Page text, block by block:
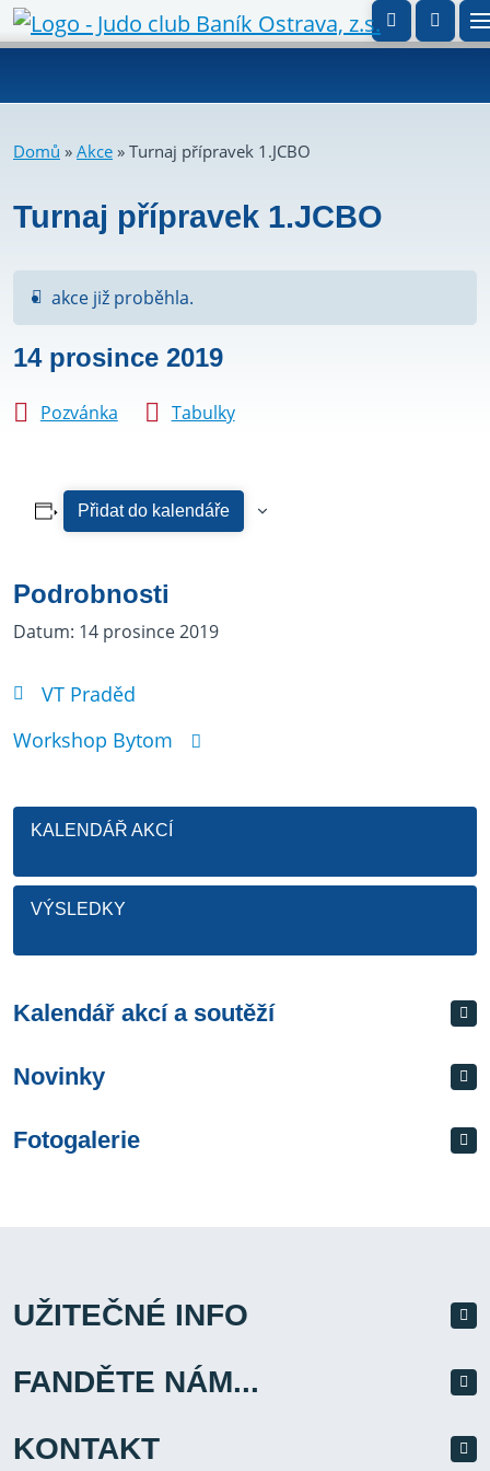
Domů » Akce » Turnaj přípravek 1.JCBO
Turnaj přípravek 1.JCBO
akce již proběhla.
14 prosince 2019
Pozvánka Tabulky
Přidat do kalendáře
Podrobnosti
Datum: 14 prosince 2019
VT Praděd
Workshop Bytom
KALENDÁŘ AKCÍ
VÝSLEDKY
Kalendář akcí a soutěží
Novinky
Fotogalerie
UŽITEČNÉ INFO
FANDĚTE NÁM...
KONTAKT